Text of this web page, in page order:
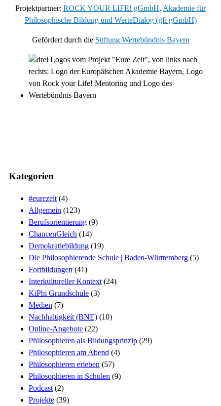
Projektpartner: ROCK YOUR LIFE! gGmbH, Akademie für
Philosophische Bildung und WerteDialog (gfi gGmbH)
Gefördert durch die Stiftung Wertebündnis Bayern
Kategorien
#eurezeit (4)
Allgemein (123)
Berufsorientierung (9)
ChancenGleich (14)
Demokratiebildung (19)
Die Philosophierende Schule | Baden-Württemberg (5)
Fortbildungen (41)
Interkultureller Kontext (24)
KiPhi Grundschule (3)
Medien (7)
Nachhaltigkeit (BNE) (10)
Online-Angebote (22)
Philosophieren als Bildungsprinzip (29)
Philosophieren am Abend (4)
Philosophieren erleben (57)
Philosophieren in Schulen (9)
Podcast (2)
Projekte (39)